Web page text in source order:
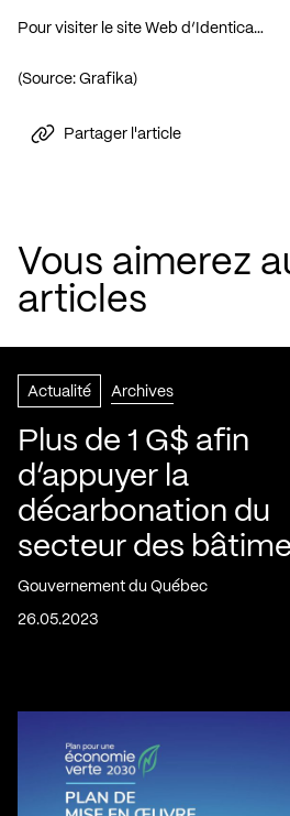
Pour visiter le site Web d’Identica…
(Source: Grafika)
Partager l'article
Vous aimerez
articles
Actualité Archives
Plus de 1 G$ afin
d’appuyer la
décarbonation du
secteur des
Gouvernement du Québec
26.05.2023